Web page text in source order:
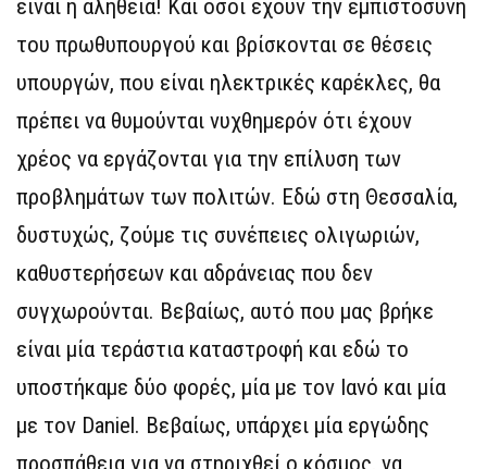
είναι η αλήθεια! Και όσοι έχουν την εμπιστοσύνη
του πρωθυπουργού και βρίσκονται σε θέσεις
υπουργών, που είναι ηλεκτρικές καρέκλες, θα
πρέπει να θυμούνται νυχθημερόν ότι έχουν
χρέος να εργάζονται για την επίλυση των
προβλημάτων των πολιτών. Εδώ στη Θεσσαλία,
δυστυχώς, ζούμε τις συνέπειες ολιγωριών,
καθυστερήσεων και αδράνειας που δεν
συγχωρούνται. Βεβαίως, αυτό που μας βρήκε
είναι μία τεράστια καταστροφή και εδώ το
υποστήκαμε δύο φορές, μία με τον Ιανό και μία
με τον Daniel. Βεβαίως, υπάρχει μία εργώδης